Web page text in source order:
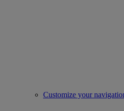
Customize your